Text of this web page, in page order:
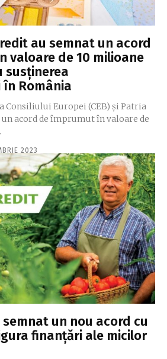
au semnat un acord
valoare de 10 milioane
susţinerea
România
Consiliului Europei (CEB) şi Patria
acord de împrumut în valoare de
2023
un nou acord cu
finanţări ale micilor